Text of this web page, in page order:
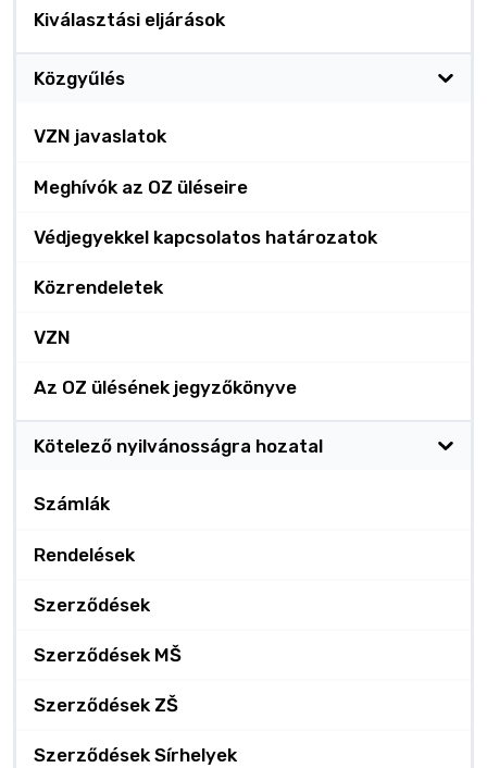
Kiválasztási eljárások
Közgyűlés
VZN javaslatok
Meghívók az OZ üléseire
Védjegyekkel kapcsolatos határozatok
Közrendeletek
VZN
Az OZ ülésének jegyzőkönyve
Kötelező nyilvánosságra hozatal
Számlák
Rendelések
Szerződések
Szerződések MŠ
Szerződések ZŠ
Szerződések Sírhelyek